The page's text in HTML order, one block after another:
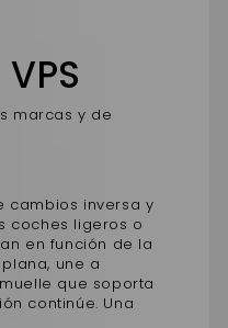
marcas y de
cambios inversa y
coches ligeros o
en función de la
une a
que soporta
continúe. Una